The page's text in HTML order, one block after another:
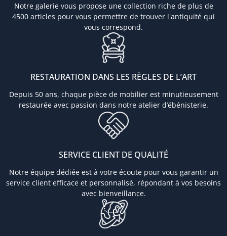
Notre galerie vous propose une collection riche de plus de
4500 articles pour vous permettre de trouver l'antiquité qui
vous correspond.
RESTAURATION DANS LES RÈGLES DE L’ART
Depuis 50 ans, chaque pièce de mobilier est minutieusement
restaurée avec passion dans notre atelier d’ébénisterie.
SERVICE CLIENT DE QUALITÉ
Notre équipe dédiée est à votre écoute pour vous garantir un
service client efficace et personnalisé, répondant à vos besoins
avec bienveillance.